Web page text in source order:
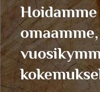
omaamme,